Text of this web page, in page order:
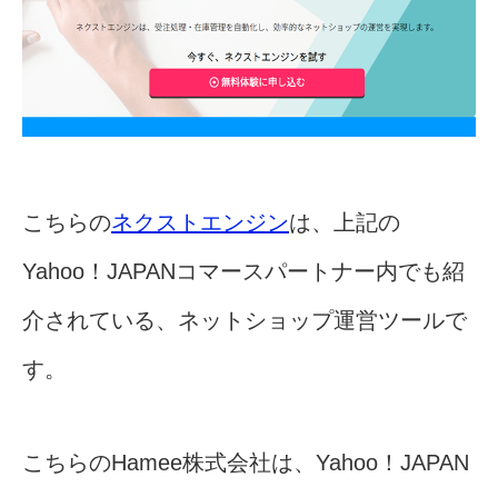
こちらのネクストエンジンは、上記の
Yahoo！JAPANコマースパートナー内でも紹
介されている、ネットショップ運営ツールで
す。
こちらのHamee株式会社は、Yahoo！JAPAN